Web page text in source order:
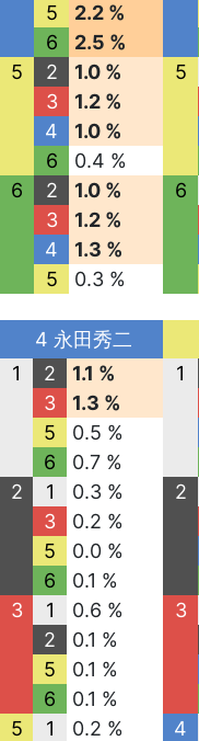
5
2.2 %
6
2.5 %
5
2
1.0 %
3
1.2 %
4
1.0 %
6
0.4 %
6
2
1.0 %
3
1.2 %
4
1.3 %
5
0.3 %
5
6
4 永田秀二
1
2
1.1 %
3
1.3 %
5
0.5 %
6
0.7 %
2
1
0.3 %
3
0.2 %
5
0.0 %
6
0.1 %
3
1
0.6 %
2
0.1 %
5
0.1 %
6
0.1 %
5
1
0.2 %
1
2
3
4